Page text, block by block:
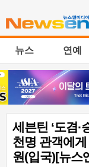
뉴스 연예
세븐틴 ‘도겸·
천명 관객에
원(입국)[뉴스